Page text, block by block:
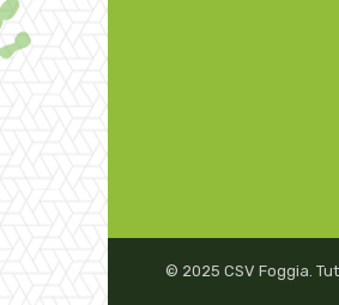
© 2025 CSV Foggia.